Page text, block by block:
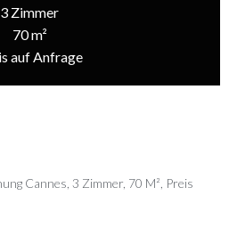
3 Zimmer
70 m²
auf Anfrage
Cannes, 3 Zimmer, 70 M², Preis